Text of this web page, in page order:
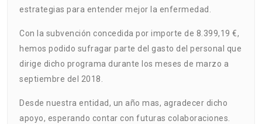
estrategias para entender mejor la enfermedad.
Con la subvención concedida por importe de 8.399,19 €,
hemos podido sufragar parte del gasto del personal que
dirige dicho programa durante los meses de marzo a
septiembre del 2018.
Desde nuestra entidad, un año mas, agradecer dicho
apoyo, esperando contar con futuras colaboraciones.